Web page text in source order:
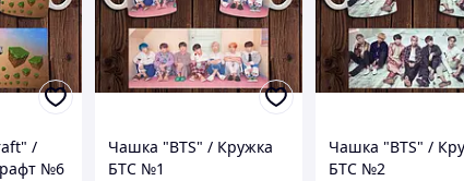
/
№6
Чашка "BTS" / Кружка
БТС №1
Чашка "BTS" /
БТС №2